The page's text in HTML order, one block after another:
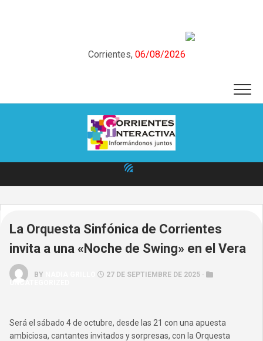
Corrientes, 06/08/2026
La Orquesta Sinfónica de Corrientes
invita a una «Noche de Swing» en el Vera
BY
27 DE SEPTIEMBRE DE 2025 ·
UNCATEGORIZED
Será el sábado 4 de octubre, desde las 21 con una apuesta
ambiciosa, cantantes invitados y sorpresas, con la Orquesta